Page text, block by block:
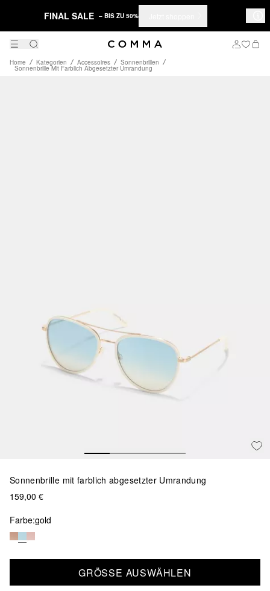
FINAL SALE – BIS ZU 50%
Home Kategorien Accessoires Sonnenbrillen
Sonnenbrille Mit Farblich Abgesetzter Umrandung
Sonnenbrille mit farblich abgesetzter Umrandung
159,00 €
Farbe:gold
GRÖSSE AUSWÄHLEN